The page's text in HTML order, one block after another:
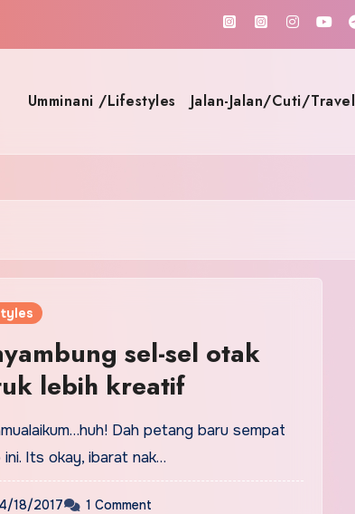
Umminani /Lifestyles Jalan-Jalan/Cuti/Travel
sel-sel otak
lebih kreatif
Dah petang baru sempat
Its okay, ibarat nak…
18/2017 1 Comment